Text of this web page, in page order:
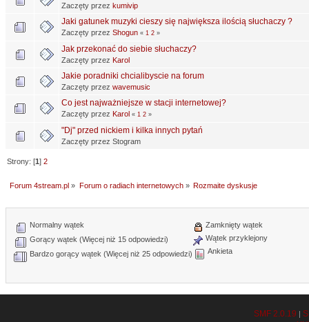
Zaczęty przez kumivip
Jaki gatunek muzyki cieszy się największa ilością słuchaczy ?
Zaczęty przez Shogun « 1 2 »
Jak przekonać do siebie słuchaczy?
Zaczęty przez Karol
Jakie poradniki chcialibyscie na forum
Zaczęty przez wavemusic
Co jest najważniejsze w stacji internetowej?
Zaczęty przez Karol « 1 2 »
"Dj" przed nickiem i kilka innych pytań
Zaczęty przez Stogram
Strony: [1]2
Forum 4stream.pl » Forum o radiach internetowych» Rozmaite dyskusje
Normalny wątek
Gorący wątek (Więcej niż 15 odpowiedzi)
Bardzo gorący wątek (Więcej niż 25 odpowiedzi)
Zamknięty wątek
Wątek przyklejony
Ankieta
SMF 2.0.19 |